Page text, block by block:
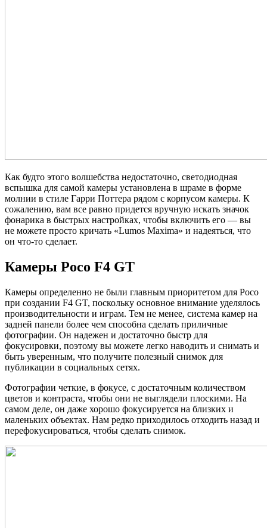
Как будто этого волшебства недостаточно, светодиодная
вспышка для самой камеры установлена в шраме в форме
молнии в стиле Гарри Поттера рядом с корпусом камеры. К
сожалению, вам все равно придется вручную искать значок
фонарика в быстрых настройках, чтобы включить его — вы
не можете просто кричать «Lumos Maxima» и надеяться, что
он что-то сделает.
Камеры Poco F4 GT
Камеры определенно не были главным приоритетом для Poco
при создании F4 GT, поскольку основное внимание уделялось
производительности и играм. Тем не менее, система камер на
задней панели более чем способна сделать приличные
фотографии. Он надежен и достаточно быстр для
фокусировки, поэтому вы можете легко наводить и снимать и
быть уверенным, что получите полезный снимок для
публикации в социальных сетях.
Фотографии четкие, в фокусе, с достаточным количеством
цветов и контраста, чтобы они не выглядели плоскими. На
самом деле, он даже хорошо фокусируется на близких и
маленьких объектах. Нам редко приходилось отходить назад и
перефокусироваться, чтобы сделать снимок.